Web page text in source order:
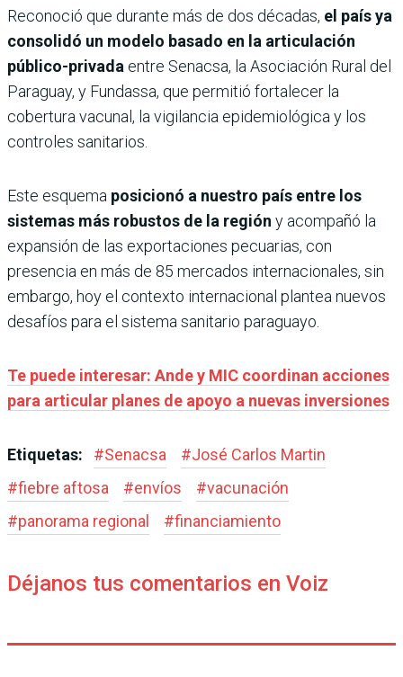
Reconoció que durante más de dos décadas, el país ya
consolidó un modelo basado en la articulación
público-privada entre Senacsa, la Asociación Rural del
Paraguay, y Fundassa, que permitió fortalecer la
cobertura vacunal, la vigilancia epidemiológica y los
controles sanitarios.
Este esquema posicionó a nuestro país entre los
sistemas más robustos de la región y acompañó la
expansión de las exportaciones pecuarias, con
presencia en más de 85 mercados internacionales, sin
embargo, hoy el contexto internacional plantea nuevos
desafíos para el sistema sanitario paraguayo.
Te puede interesar: Ande y MIC coordinan acciones
para articular planes de apoyo a nuevas inversiones
Etiquetas: #Senacsa #José Carlos Martin
#fiebre aftosa #envíos #vacunación
#panorama regional #financiamiento
Déjanos tus comentarios en Voiz